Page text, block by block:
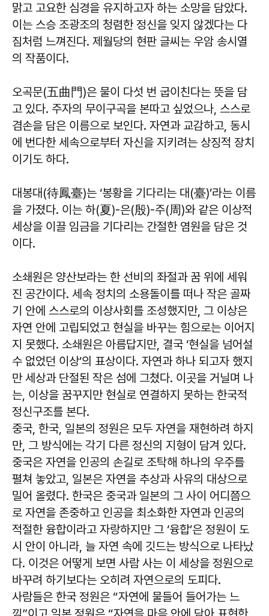
맑고 고요한 심경을 유지하고자 하는 소망을 담았다.
이는 스승 조광조의 청렴한 정신을 잊지 않겠다는 다
짐처럼 느껴진다. 제월당의 현판 글씨는 우암 송시열
의 작품이다.
오곡문(五曲門)은 물이 다섯 번 굽이친다는 뜻을 담
고 있다. 주자의 무이구곡을 본따고 싶었으나, 스스로
겸손을 담은 이름으로 보인다. 자연과 교감하고, 동시
에 번다한 세속으로부터 자신을 지키려는 상징적 장치
이기도 하다.
대봉대(待鳳臺)는 ‘봉황을 기다리는 대(臺)’라는 이름
을 가졌다. 이는 하(夏)-은(殷)-주(周)와 같은 이상적
세상을 이끌 임금을 기다리는 간절한 염원을 담은 것
이다.
소쇄원은 양산보라는 한 선비의 좌절과 꿈 위에 세워
진 공간이다. 세속 정치의 소용돌이를 떠나 작은 골짜
기 안에 스스로의 이상사회를 조성했지만, 그 이상은
자연 안에 고립되었고 현실을 바꾸는 힘으로는 이어지
지 못했다. 소쇄원은 아름답지만, 결국 ‘현실을 넘어설
수 없었던 이상’의 표상이다. 자연과 하나 되고자 했지
만 세상과 단절된 작은 섬에 그쳤다. 이곳을 거닐며 나
는, 이상을 꿈꾸지만 현실로 연결하지 못하는 한국적
정신구조를 본다.
중국, 한국, 일본의 정원은 모두 자연을 재현하려 하지
만, 그 방식에는 각기 다른 정신의 지형이 담겨 있다.
중국은 자연을 인공의 손길로 조탁해 하나의 우주를
펼쳐 놓았고, 일본은 자연을 추상과 사유의 대상으로
밀어 올렸다. 한국은 중국과 일본의 그 사이 어디쯤으
로 자연을 존중하고 인공을 최소화한 자연과 인공의
적절한 융합이라고 자랑하지만 그 ‘융합’은 정원이 도
시 안이 아니라, 늘 자연 속에 깃드는 방식으로 나타났
다. 이것은 어떻게 보면 사람 사는 이 세상을 정원으로
바꾸려 하기보다는 오히려 자연으로의 도피다.
사람들은 한국 정원은 “자연에 물들어 들어가는 느